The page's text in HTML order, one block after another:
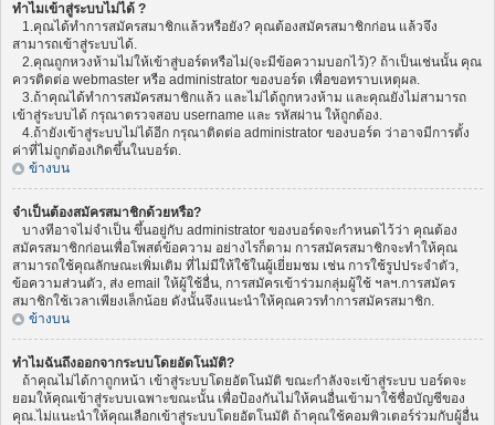
ทำไมเข้าสู่ระบบไม่ได้ ?
1.คุณได้ทำการสมัครสมาชิกแล้วหรือยัง? คุณต้องสมัครสมาชิกก่อน แล้วจึง
สามารถเข้าสู่ระบบได้.
2.คุณถูกหวงห้ามไม่ให้เข้าสู่บอร์ดหรือไม่(จะมีข้อความบอกไว้)? ถ้าเป็นเช่นนั้น คุณ
ควรติดต่อ webmaster หรือ administrator ของบอร์ด เพื่อขอทราบเหตุผล.
3.ถ้าคุณได้ทำการสมัครสมาชิกแล้ว และไม่ได้ถูกหวงห้าม และคุณยังไม่สามารถ
เข้าสู่ระบบได้ กรุณาตรวจสอบ username และ รหัสผ่าน ให้ถูกต้อง.
4.ถ้ายังเข้าสู่ระบบไม่ได้อีก กรุณาติดต่อ administrator ของบอร์ด ว่าอาจมีการตั้ง
ค่าที่ไม่ถูกต้องเกิดขึ้นในบอร์ด.
ข้างบน
จำเป็นต้องสมัครสมาชิกด้วยหรือ?
บางทีอาจไม่จำเป็น ขึ้นอยู่กับ administrator ของบอร์ดจะกำหนดไว้ว่า คุณต้อง
สมัครสมาชิกก่อนเพื่อโพสต์ข้อความ อย่างไรก็ตาม การสมัครสมาชิกจะทำให้คุณ
สามารถใช้คุณลักษณะเพิ่มเติม ที่ไม่มีให้ใช้ในผู้เยี่ยมชม เช่น การใช้รูปประจำตัว,
ข้อความส่วนตัว, ส่ง email ให้ผู้ใช้อื่น, การสมัครเข้าร่วมกลุ่มผู้ใช้ ฯลฯ.การสมัคร
สมาชิกใช้เวลาเพียงเล็กน้อย ดังนั้นจึงแนะนำให้คุณควรทำการสมัครสมาชิก.
ข้างบน
ทำไมฉันถึงออกจากระบบโดยอัตโนมัติ?
ถ้าคุณไม่ได้กาถูกหน้า เข้าสู่ระบบโดยอัตโนมัติ ขณะกำลังจะเข้าสู่ระบบ บอร์ดจะ
ยอมให้คุณเข้าสู่ระบบเฉพาะขณะนั้น เพื่อป้องกันไม่ให้คนอื่นเข้ามาใช้ชื่อบัญชีของ
คุณ.ไม่แนะนำให้คุณเลือกเข้าสู่ระบบโดยอัตโนมัติ ถ้าคุณใช้คอมพิวเตอร์ร่วมกับผู้อื่น